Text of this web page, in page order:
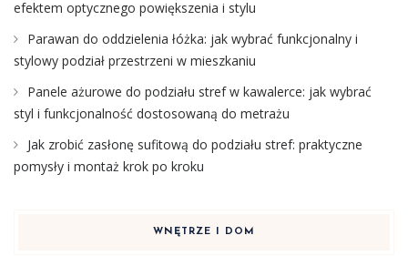
efektem optycznego powiększenia i stylu
Parawan do oddzielenia łóżka: jak wybrać funkcjonalny i
stylowy podział przestrzeni w mieszkaniu
Panele ażurowe do podziału stref w kawalerce: jak wybrać
styl i funkcjonalność dostosowaną do metrażu
Jak zrobić zasłonę sufitową do podziału stref: praktyczne
pomysły i montaż krok po kroku
WNĘTRZE I DOM